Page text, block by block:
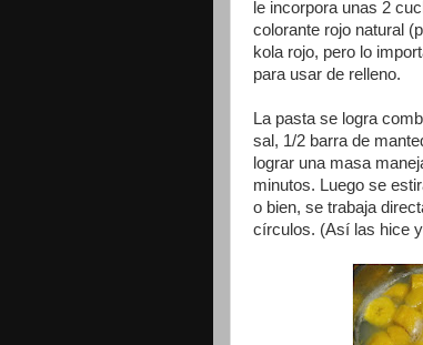
le incorpora unas 2
colorante rojo natural
kola rojo, pero lo
para usar de relleno.
La pasta se logra
sal, 1/2 barra de
lograr una masa
minutos. Luego se
o bien, se trabaja
círculos. (Así las hice